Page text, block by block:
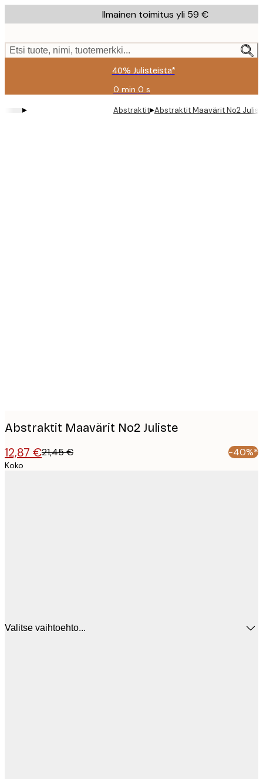
to
content.
Ilmainen toimitus yli 59 €
Etsi tuote, nimi, tuotemerkki...
40% Julisteista*
0 min 0 s
Voimassa
asti:
2026-
▸ Abstraktit▸Abstraktit Maavärit No2
Abstraktit Maavärit No2 Juliste
12,87 €21,45 € -40%*
Koko
Valitse vaihtoehto...